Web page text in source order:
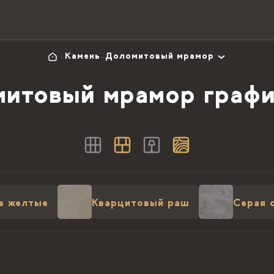
Камень Доломитовый мрамор
мрамор
желтые Кварцитовый раш Серая